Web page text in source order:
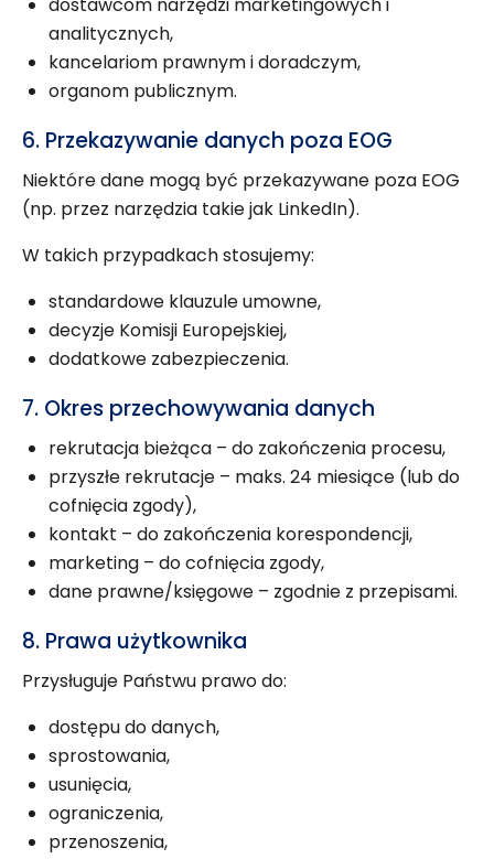
analitycznych,
kancelariom prawnym i doradczym,
organom publicznym.
6. Przekazywanie danych poza EOG
Niektóre dane mogą być przekazywane poza EOG
(np. przez narzędzia takie jak LinkedIn).
W takich przypadkach stosujemy:
standardowe klauzule umowne,
decyzje Komisji Europejskiej,
dodatkowe zabezpieczenia.
7. Okres przechowywania danych
rekrutacja bieżąca – do zakończenia procesu,
przyszłe rekrutacje – maks. 24 miesiące (lub do
cofnięcia zgody),
kontakt – do zakończenia korespondencji,
marketing – do cofnięcia zgody,
dane prawne/księgowe – zgodnie z przepisami.
8. Prawa użytkownika
Przysługuje Państwu prawo do:
dostępu do danych,
sprostowania,
usunięcia,
ograniczenia,
przenoszenia,